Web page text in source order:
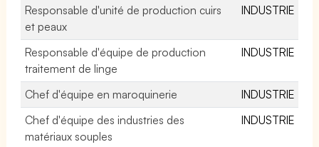
Responsable d'unité de production cuirs
et peaux
INDUSTRIE
Responsable d'équipe de production
traitement de linge
INDUSTRIE
Chef d'équipe en maroquinerie
INDUSTRIE
Chef d'équipe des industries des
matériaux souples
INDUSTRIE